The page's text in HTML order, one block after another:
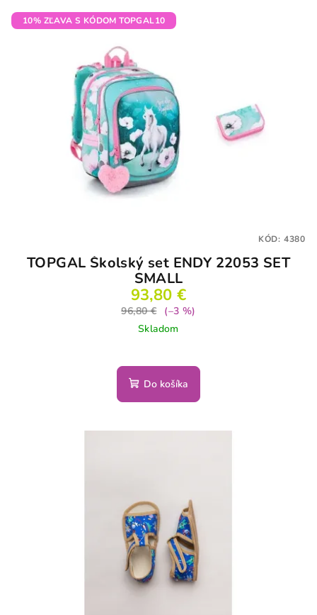
5
hviezdičiek.
10% ZĽAVA S KÓDOM TOPGAL10
TOPGAL Školský set ENDY 22053 SET
SMALL
93,80 €
96,80 €
(–3 %)
Skladom
Do košíka
KÓD: 4380